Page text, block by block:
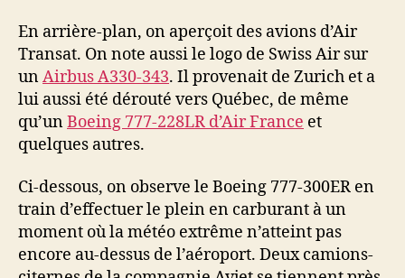
En arrière-plan, on aperçoit des avions d’Air
Transat. On note aussi le logo de Swiss Air sur
unAirbus A330-343. Il provenait de Zurich et a
lui aussi été dérouté vers Québec, de même
qu’unBoeing 777-228LR d’Air France et
quelques autres.
Ci-dessous, on observe le Boeing 777-300ER en
train d’effectuer le plein en carburant à un
moment où la météo extrême n’atteint pas
encore au-dessus de l’aéroport. Deux camions-